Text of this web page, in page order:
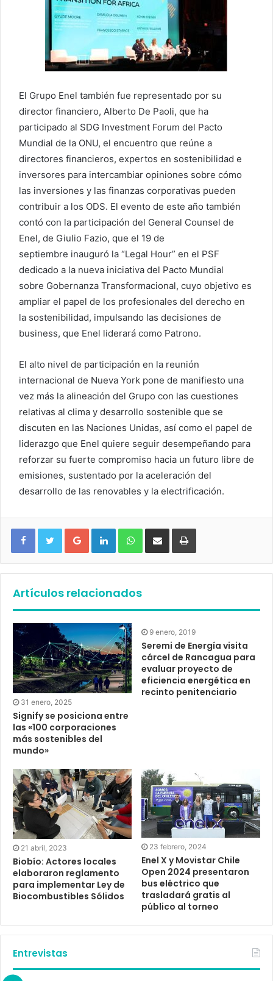
El Grupo Enel también fue representado por su
director financiero, Alberto De Paoli, que ha
participado al SDG Investment Forum del Pacto
Mundial de la ONU, el encuentro que reúne a
directores financieros, expertos en sostenibilidad e
inversores para intercambiar opiniones sobre cómo
las inversiones y las finanzas corporativas pueden
contribuir a los ODS. El evento de este año también
contó con la participación del General Counsel de
Enel, de Giulio Fazio, que el 19 de
septiembre inauguró la “Legal Hour” en el PSF
dedicado a la nueva iniciativa del Pacto Mundial
sobre Gobernanza Transformacional, cuyo objetivo es
ampliar el papel de los profesionales del derecho en
la sostenibilidad, impulsando las decisiones de
business, que Enel liderará como Patrono.
El alto nivel de participación en la reunión
internacional de Nueva York pone de manifiesto una
vez más la alineación del Grupo con las cuestiones
relativas al clima y desarrollo sostenible que se
discuten en las Naciones Unidas, así como el papel de
liderazgo que Enel quiere seguir desempeñando para
reforzar su fuerte compromiso hacia un futuro libre de
emisiones, sustentado por la aceleración del
desarrollo de las renovables y la electrificación.
Google+ LinkedIn WhatsApp
Artículos relacionados
31 enero, 2025
Signify se posiciona entre
las «100 corporaciones
más sostenibles del
mundo»
9 enero, 2019
Seremi de Energía visita
cárcel de Rancagua para
evaluar proyecto de
eficiencia energética en
recinto penitenciario
21 abril, 2023
Biobío: Actores locales
elaboraron reglamento
para implementar Ley de
Biocombustibles Sólidos
23 febrero, 2024
Enel X y Movistar Chile
Open 2024 presentaron
bus eléctrico que
trasladará gratis al
público al torneo
Entrevistas